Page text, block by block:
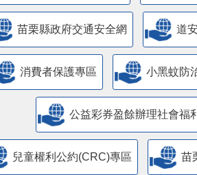
苗栗縣政府交通安全網 道
消費者保護專區 小黑蚊防
公益彩券盈餘辦理社會福
兒童權利公約(CRC)專區 苗